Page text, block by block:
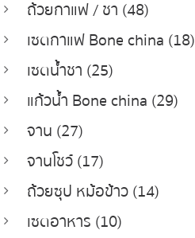
ถ้วยกาแฟ / ชา (48)
เซตกาแฟ Bone china (18)
เซตน้ำชา (25)
แก้วน้ำ Bone china (29)
จาน (27)
จานโชว์ (17)
ถ้วยซุป หม้อข้าว (14)
เซตอาหาร (10)